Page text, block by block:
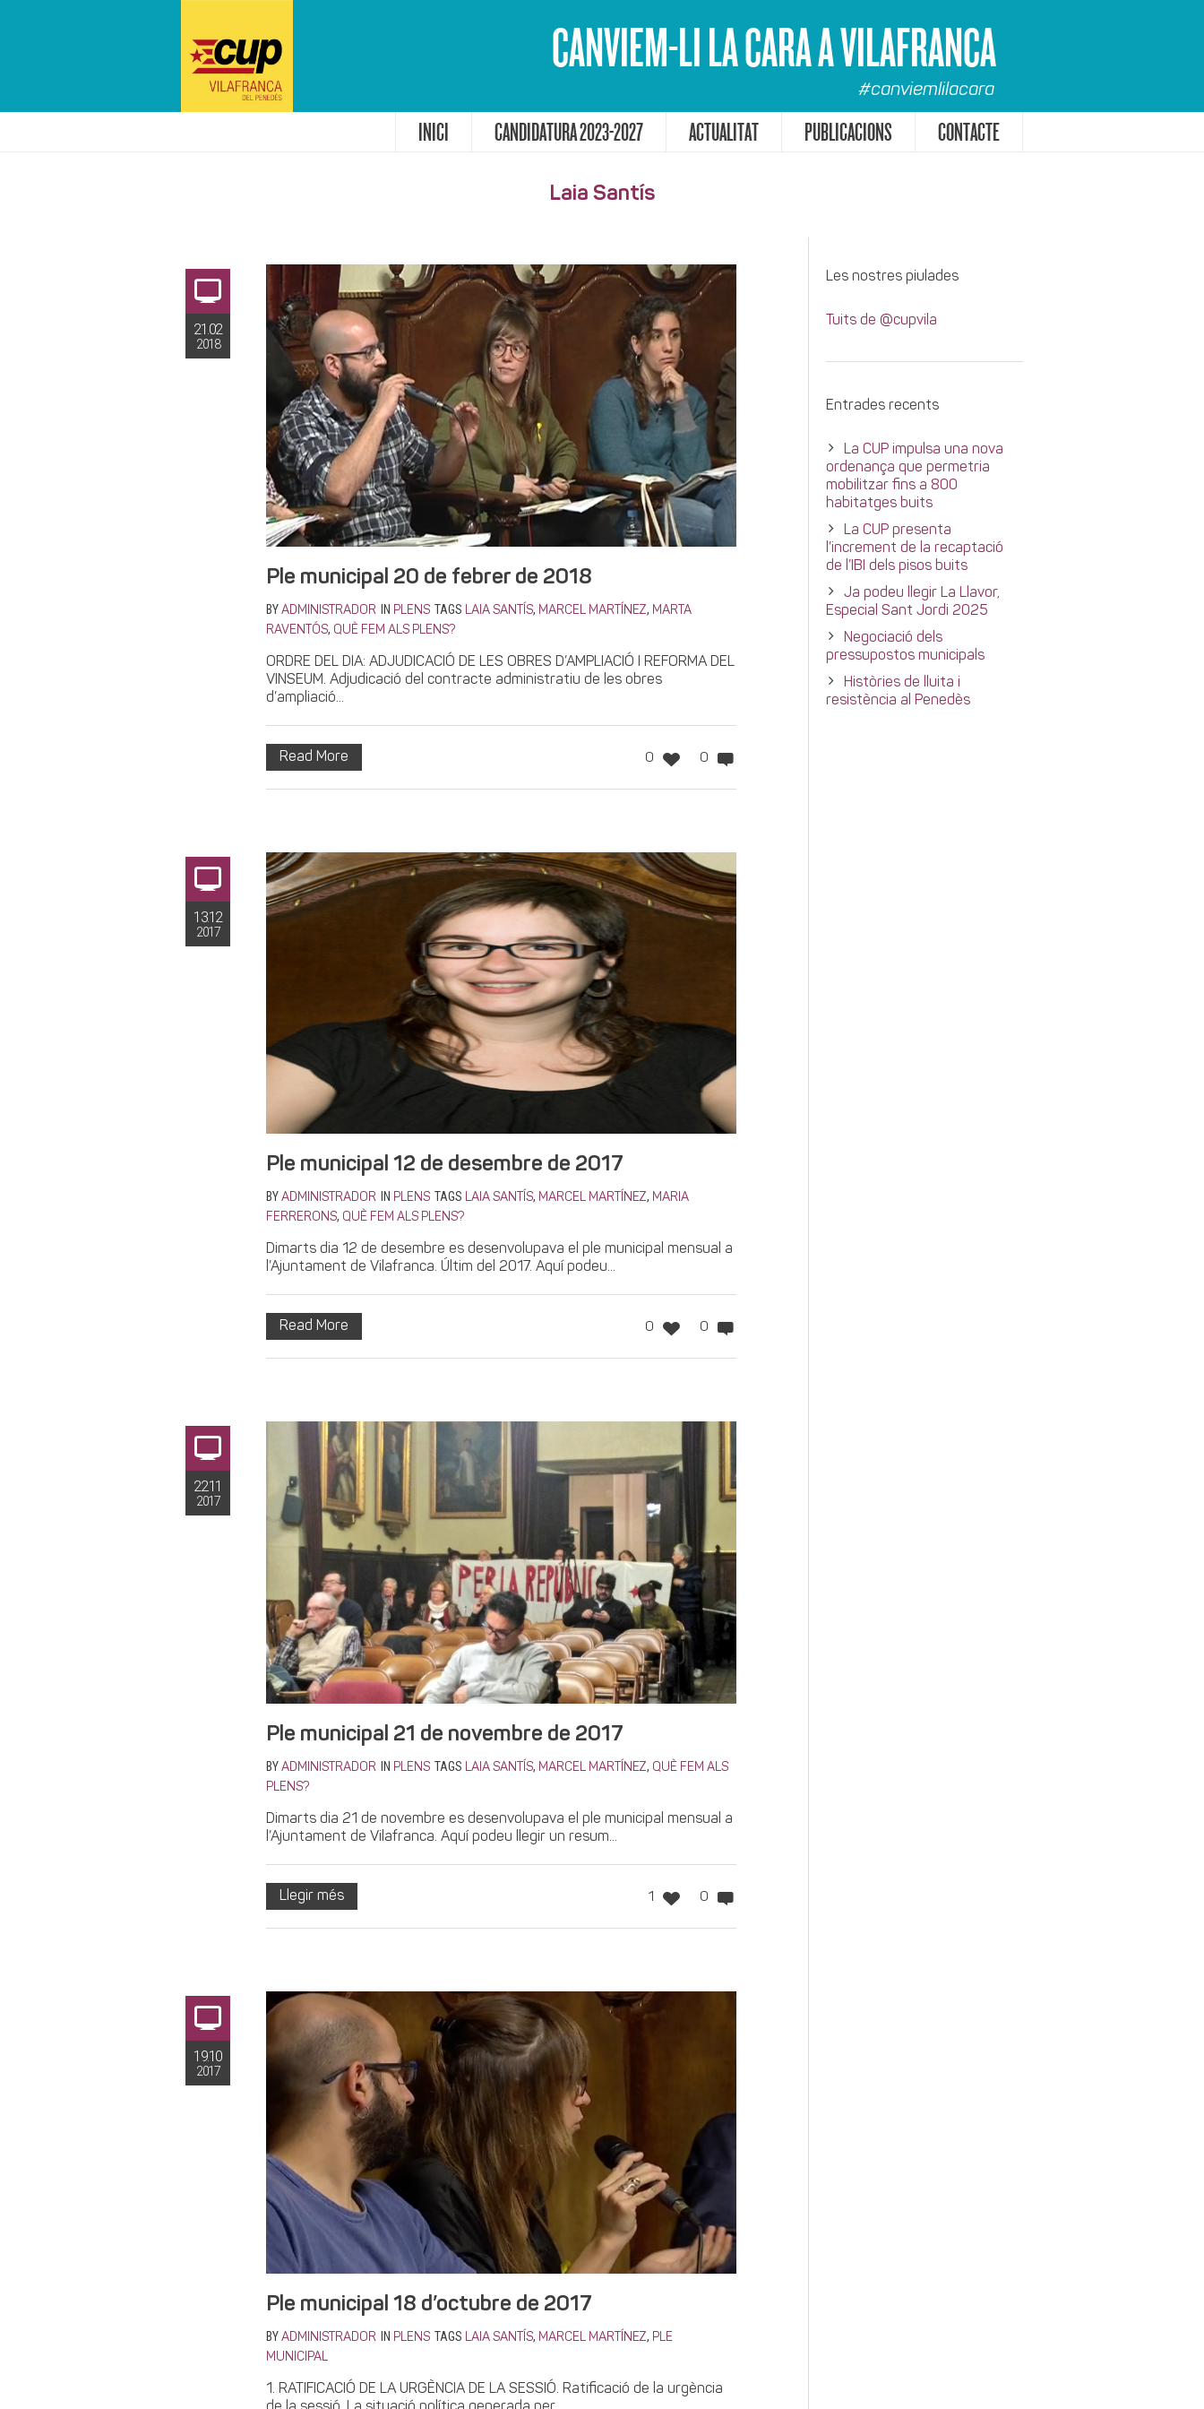
CANVIEM-LI LA CARA A VILAFRANCA
#canviemlilacara
INICI CANDIDATURA 2023-2027 ACTUALITAT PUBLICACIONS CONTACTE
Laia Santís
21.02
2018
Ple municipal 20 de febrer de 2018
BY ADMINISTRADOR IN PLENS TAGS LAIA SANTÍS, MARCEL MARTÍNEZ, MARTA
RAVENTÓS, QUÈ FEM ALS PLENS?
ORDRE DEL DIA: ADJUDICACIÓ DE LES OBRES D’AMPLIACIÓ I REFORMA DEL
VINSEUM. Adjudicació del contracte administratiu de les obres
d’ampliació...
0 0
Read More
13.12
2017
Ple municipal 12 de desembre de 2017
BY ADMINISTRADOR IN PLENS TAGS LAIA SANTÍS, MARCEL MARTÍNEZ, MARIA
FERRERONS, QUÈ FEM ALS PLENS?
Dimarts dia 12 de desembre es desenvolupava el ple municipal mensual a
l’Ajuntament de Vilafranca. Últim del 2017. Aquí podeu...
0 0
Read More
22.11
2017
Ple municipal 21 de novembre de 2017
BY ADMINISTRADOR IN PLENS TAGS LAIA SANTÍS, MARCEL MARTÍNEZ, QUÈ FEM ALS
PLENS?
Dimarts dia 21 de novembre es desenvolupava el ple municipal mensual a
l’Ajuntament de Vilafranca. Aquí podeu llegir un resum...
1 0
Llegir més
19.10
2017
Ple municipal 18 d’octubre de 2017
BY ADMINISTRADOR IN PLENS TAGS LAIA SANTÍS, MARCEL MARTÍNEZ, PLE
MUNICIPAL
1. RATIFICACIÓ DE LA URGÈNCIA DE LA SESSIÓ. Ratificació de la urgència
Les nostres piulades
Tuits de @cupvila
Entrades recents
La CUP impulsa una nova
ordenança que permetria
mobilitzar fins a 800
habitatges buits
La CUP presenta
l’increment de la recaptació
de l’IBI dels pisos buits
Ja podeu llegir La Llavor,
Especial Sant Jordi 2025
Negociació dels
pressupostos municipals
Històries de lluita i
resistència al Penedès